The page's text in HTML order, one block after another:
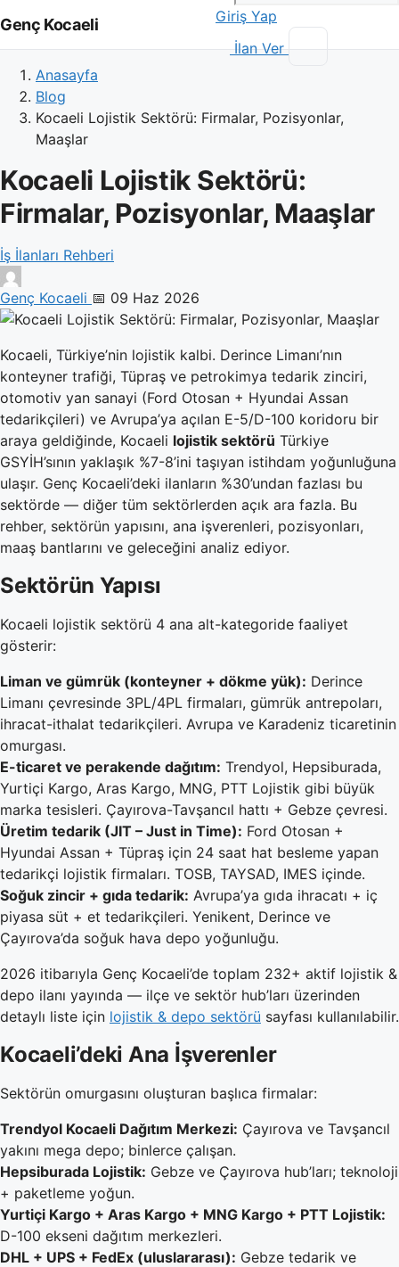
Genç Kocaeli
Giriş Yap
İlan Ver
Anasayfa
Blog
Kocaeli Lojistik Sektörü: Firmalar, Pozisyonlar,
Maaşlar
Kocaeli Lojistik Sektörü:
Firmalar, Pozisyonlar, Maaşlar
İş İlanları Rehberi
Genç Kocaeli 📅 09 Haz 2026
Kocaeli, Türkiye’nin lojistik kalbi. Derince Limanı’nın
konteyner trafiği, Tüpraş ve petrokimya tedarik zinciri,
otomotiv yan sanayi (Ford Otosan + Hyundai Assan
tedarikçileri) ve Avrupa’ya açılan E-5/D-100 koridoru bir
araya geldiğinde, Kocaeli lojistik sektörü Türkiye
GSYİH’sının yaklaşık %7-8’ini taşıyan istihdam yoğunluğuna
ulaşır. Genç Kocaeli’deki ilanların %30’undan fazlası bu
sektörde — diğer tüm sektörlerden açık ara fazla. Bu
rehber, sektörün yapısını, ana işverenleri, pozisyonları,
maaş bantlarını ve geleceğini analiz ediyor.
Sektörün Yapısı
Kocaeli lojistik sektörü 4 ana alt-kategoride faaliyet
gösterir:
Liman ve gümrük (konteyner + dökme yük): Derince
Limanı çevresinde 3PL/4PL firmaları, gümrük antrepoları,
ihracat-ithalat tedarikçileri. Avrupa ve Karadeniz ticaretinin
omurgası.
E-ticaret ve perakende dağıtım: Trendyol, Hepsiburada,
Yurtiçi Kargo, Aras Kargo, MNG, PTT Lojistik gibi büyük
marka tesisleri. Çayırova-Tavşancıl hattı + Gebze çevresi.
Üretim tedarik (JIT – Just in Time): Ford Otosan +
Hyundai Assan + Tüpraş için 24 saat hat besleme yapan
tedarikçi lojistik firmaları. TOSB, TAYSAD, IMES içinde.
Soğuk zincir + gıda tedarik: Avrupa’ya gıda ihracatı + iç
piyasa süt + et tedarikçileri. Yenikent, Derince ve
Çayırova’da soğuk hava depo yoğunluğu.
2026 itibarıyla Genç Kocaeli’de toplam 232+ aktif lojistik &
depo ilanı yayında — ilçe ve sektör hub’ları üzerinden
detaylı liste için lojistik & depo sektörü sayfası kullanılabilir.
Kocaeli’deki Ana İşverenler
Sektörün omurgasını oluşturan başlıca firmalar:
Trendyol Kocaeli Dağıtım Merkezi: Çayırova ve Tavşancıl
yakını mega depo; binlerce çalışan.
Hepsiburada Lojistik: Gebze ve Çayırova hub’ları; teknoloji
+ paketleme yoğun.
Yurtiçi Kargo + Aras Kargo + MNG Kargo + PTT Lojistik:
D-100 ekseni dağıtım merkezleri.
DHL + UPS + FedEx (uluslararası): Gebze tedarik ve